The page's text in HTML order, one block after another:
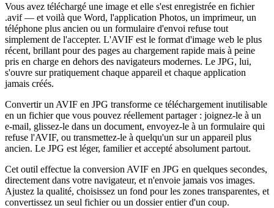
Vous avez téléchargé une image et elle s'est enregistrée en fichier
.avif — et voilà que Word, l'application Photos, un imprimeur, un
téléphone plus ancien ou un formulaire d'envoi refuse tout
simplement de l'accepter. L'AVIF est le format d'image web le plus
récent, brillant pour des pages au chargement rapide mais à peine
pris en charge en dehors des navigateurs modernes. Le JPG, lui,
s'ouvre sur pratiquement chaque appareil et chaque application
jamais créés.
Convertir un AVIF en JPG transforme ce téléchargement inutilisable
en un fichier que vous pouvez réellement partager : joignez-le à un
e-mail, glissez-le dans un document, envoyez-le à un formulaire qui
refuse l'AVIF, ou transmettez-le à quelqu'un sur un appareil plus
ancien. Le JPG est léger, familier et accepté absolument partout.
Cet outil effectue la conversion AVIF en JPG en quelques secondes,
directement dans votre navigateur, et n'envoie jamais vos images.
Ajustez la qualité, choisissez un fond pour les zones transparentes, et
convertissez un seul fichier ou un dossier entier d'un coup.